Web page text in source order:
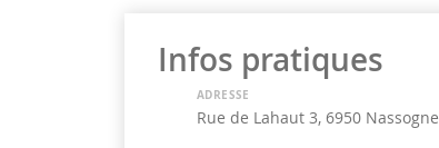
Infos pratiques
ADRESSE
Rue de Lahaut 3, 6950 Nassogne